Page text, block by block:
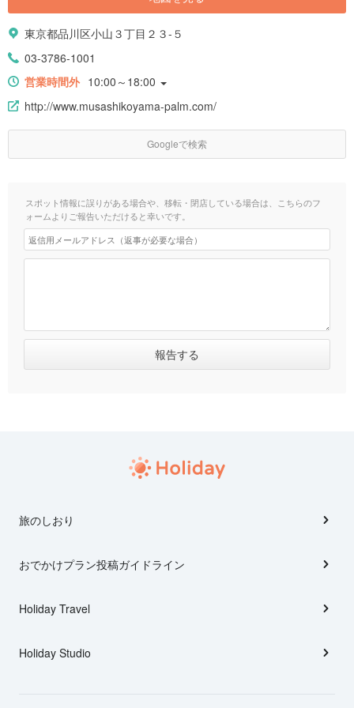
東京都品川区小山３丁目２３-５
03-3786-1001
営業時間外 10:00～18:00
http://www.musashikoyama-palm.com/
Googleで検索
スポット情報に誤りがある場合や、移転・閉店している場合は、こちらのフ
ォームよりご報告いただけると幸いです。
旅のしおり
おでかけプラン投稿ガイドライン
Holiday Travel
Holiday Studio